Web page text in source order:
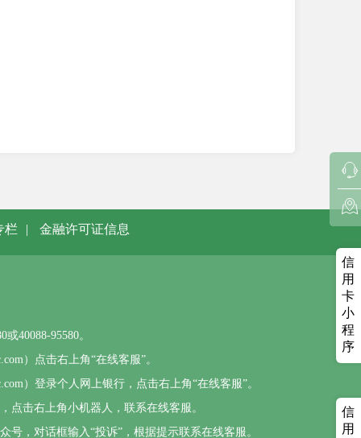
栏 | 金融许可证信息
40088-95580。
）点击右上角“在线客服”。
）登录个人网上银行，点击右上角“在线客服”。
点击右上角小机器人，联系在线客服。
号，对话框输入“投诉”，根据提示联系在线客服。
信
用
卡
小
程
序
信
用